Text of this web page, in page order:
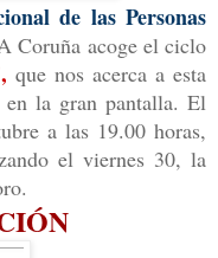
de las Personas
Coruña acoge el ciclo
que nos acerca a esta
la gran pantalla. El
a las 19.00 horas,
el viernes 30, la